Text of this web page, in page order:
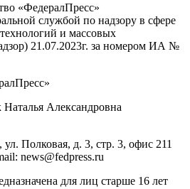
«ФедералПресс»
службой по надзору в сфере
и массовых
21.07.2023г. за номером ИА №
Александровна
Полковая, д. 3, стр. 3, офис 211
news@fedpress.ru
для лиц старше 16 лет